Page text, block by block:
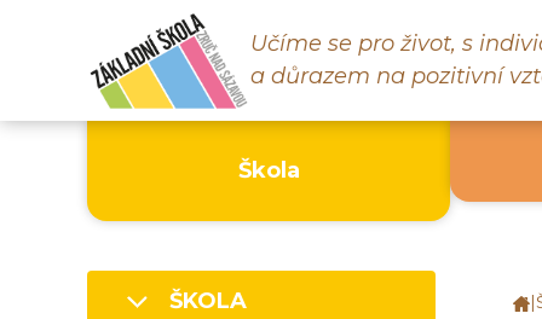
Učíme se pro život, s
a důrazem na pozitivní
Škola
ŠKOLA